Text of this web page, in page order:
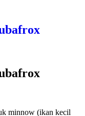
minnow (ikan kecil